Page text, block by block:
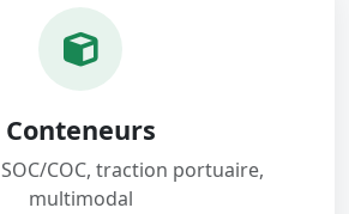
Conteneurs
COC, traction portuaire,
multimodal